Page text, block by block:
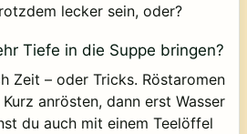
lecker sein, oder?
Tiefe in die Suppe bringen?
Zeit – oder Tricks. Röstaromen
anrösten, dann erst Wasser
du auch mit einem Teelöffel